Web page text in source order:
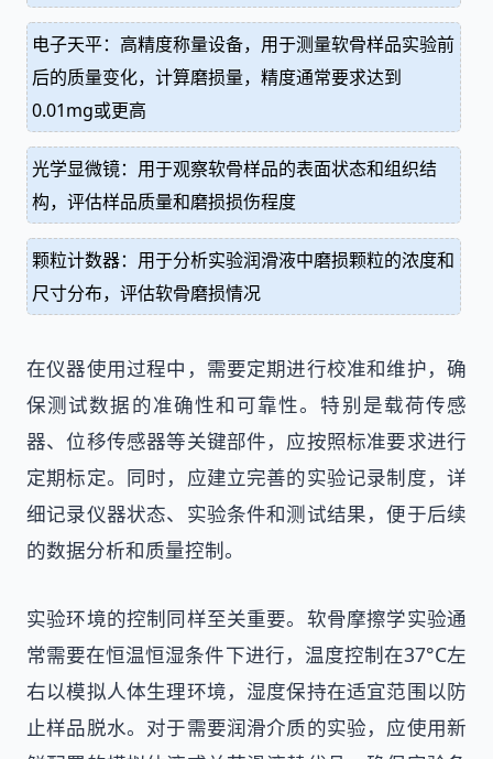
电子天平：高精度称量设备，用于测量软骨样品实验前
后的质量变化，计算磨损量，精度通常要求达到
0.01mg或更高
光学显微镜：用于观察软骨样品的表面状态和组织结
构，评估样品质量和磨损损伤程度
颗粒计数器：用于分析实验润滑液中磨损颗粒的浓度和
尺寸分布，评估软骨磨损情况
在仪器使用过程中，需要定期进行校准和维护，确
保测试数据的准确性和可靠性。特别是载荷传感
器、位移传感器等关键部件，应按照标准要求进行
定期标定。同时，应建立完善的实验记录制度，详
细记录仪器状态、实验条件和测试结果，便于后续
的数据分析和质量控制。
实验环境的控制同样至关重要。软骨摩擦学实验通
常需要在恒温恒湿条件下进行，温度控制在37°C左
右以模拟人体生理环境，湿度保持在适宜范围以防
止样品脱水。对于需要润滑介质的实验，应使用新